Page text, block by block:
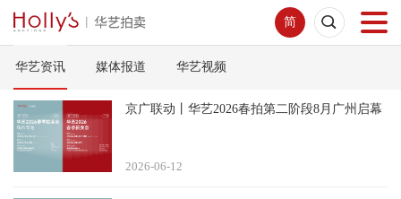
简
首页
拍卖预展
线下拍卖
华艺资讯 媒体报道 华艺视频
京广联动丨华艺2026春拍第二阶段8月广州启幕
12
2026-06